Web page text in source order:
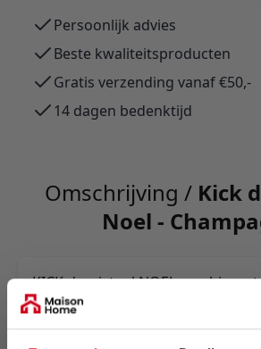
Persoonlijk advies
Beste kwaliteitsproducten
Gratis verzending vanaf €50,-
14 dagen bedenktijd
Omschrijving / Kick
Noel -
KICK draaistoel NOEL
verfijnd design: zachte linnen-
horizontale stiknaden,